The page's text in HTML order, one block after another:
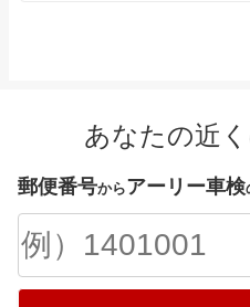
あなたの近
郵便番号からアーリー車検